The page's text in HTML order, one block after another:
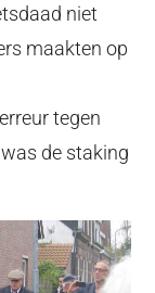
niet
maakten op
tegen
de staking